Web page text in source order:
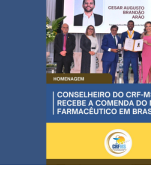
Relatório Comissão de